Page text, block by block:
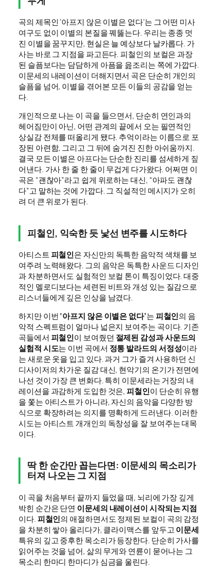
곡의 제목인 ‘아프지 않은 이별은 없다’는 그 어떤 미사
여구도 없이 이별의 본질을 꿰뚫는다. 우리는 종종 멋
진 이별을 꿈꾸지만, 현실은 늘 예상보다 날카롭다. 가
사는 바로 그 지점을 파고든다. 피철인의 보컬은 과장
된 슬픔보다는 담담하게 아픔을 읊조리는 쪽에 가깝다.
이문세의 내레이션이 더해지면서 곡은 단순히 개인의
슬픔을 넘어, 이별을 겪어본 모든 이들의 공감을 얻는
다.
개인적으로 나는 이 곡을 들으면서, 단순히 연인과의
헤어짐만이 아닌, 어떤 관계의 끝에서 오는 필연적인
상실감 전체를 떠올리게 됐다. 추억이라는 이름으로 포
장된 아련함, 그리고 그 뒤에 숨겨진 진한 아쉬움까지.
결국 모든 이별은 아프다는 단순한 진리를 섬세하게 짚
어낸다. 가사 한 줄 한 줄이 무겁게 다가왔다. 어쩌면 이
곡은 “괜찮아”라고 쉽게 위로하는 대신, “아파도 괜찮
다”고 말하는 것에 가깝다. 그 직설적인 메시지가 오히
려 더 큰 위로가 된다.
피철인, 익숙한 듯 낯선 변주를 시도하다
아티스트피철인은 자신만의 독특한 음악적 색채를 보
여주려 노력해왔다. 그의 음악은 독특한 사운드 디자인
과 차분하면서도 실험적인 보컬 톤이 특징이었다. 대중
적인 멜로디보다는 세련된 비트와 개성 있는 질감으로
리스너들에게 깊은 인상을 남겼다.
하지만 이번 ‘아프지 않은 이별은 없다’는피철인의 음
악적 스펙트럼이 얼마나 넓은지 보여주는 곡이다. 기존
곡들에서 피철인이 보여줬던 절제된 감성과 사운드의
실험적 시도는 이번 곡에서 정통 발라드의 서정성이라
는 새로운 옷을 입고 있다. 과거 그가 즐겨 사용하던 신
디사이저의 차가운 질감 대신, 현악기의 온기가 전면에
나선 것이 가장 큰 변화다. 특히 이문세라는 거장의 내
레이션을 과감하게 도입한 것은,피철인이 단순히 유행
을 쫓는 아티스트가 아니라, 자신의 음악을 다양한 방
식으로 확장하려는 의지를 명확하게 드러낸다. 이러한
시도는 아티스트 개개인의 독창성을 잘 보여주는 대목
이다.
딱 한 순간만 꼽는다면: 이문세의 목소리가
터져 나오는 그 지점
이 곡을 처음부터 끝까지 들었을 때, 뇌리에 가장 깊게
박힌 순간은 단연 이문세의 내레이션이 시작되는 지점
이다.피철인의 애절하면서도 정제된 보컬이 곡의 감정
을 차분히 쌓아 올리다가, 클라이맥스를 앞두고이문세
특유의 깊고 중후한 목소리가 등장한다. 단순히 가사를
읽어주는 것을 넘어, 삶의 무게와 연륜이 묻어나는 그
목소리 한마디 한마디가 심금을 울린다.